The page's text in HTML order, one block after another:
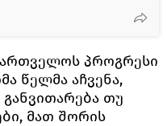
პროგრესი
წელმა აჩვენა,
განვითარება თუ
მათ შორის